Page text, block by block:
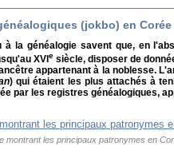
(jokbo) en Corée
la généalogie savent que, en
XVI e siècle, disposer de
appartenant à la noblesse.
) qui étaient les plus attachés à
par les registres généalogiques,
montrant les principaux patronymes en